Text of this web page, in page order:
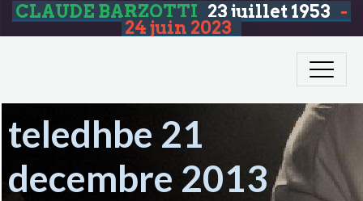
CLAUDE BARZOTTI 23 juillet 1953 -
24 juin 2023
teledhbe 21
decembre 2013